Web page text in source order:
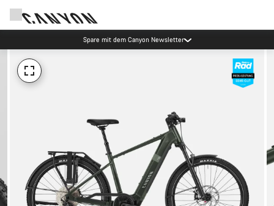
Spare mit dem Canyon Newsletter